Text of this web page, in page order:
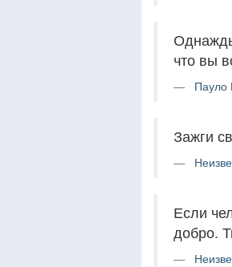
что вы
Пауло
Зажги
Если
добро.